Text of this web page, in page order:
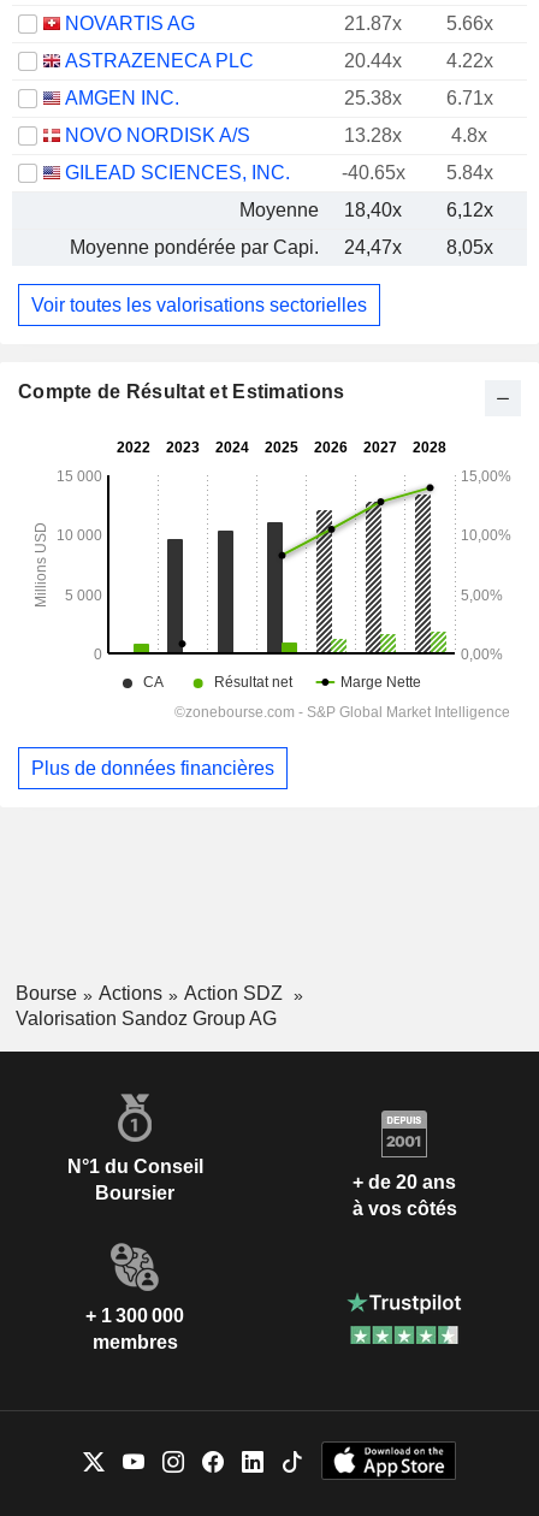
NOVARTIS AG
21.87x 5.66x
ASTRAZENECA PLC
20.44x 4.22x
AMGEN INC.
25.38x 6.71x
NOVO NORDISK A/S
13.28x 4.8x
GILEAD SCIENCES, INC.
-40.65x 5.84x
Moyenne
18,40x 6,12x
Moyenne pondérée par Capi.
24,47x 8,05x
Voir toutes les valorisations sectorielles
Compte de Résultat et Estimations
Plus de données financières
Bourse Actions
Action SDZ
Valorisation Sandoz Group AG
N°1 du Conseil
Boursier
+ de 20 ans
à vos côtés
+ 1 300 000
membres